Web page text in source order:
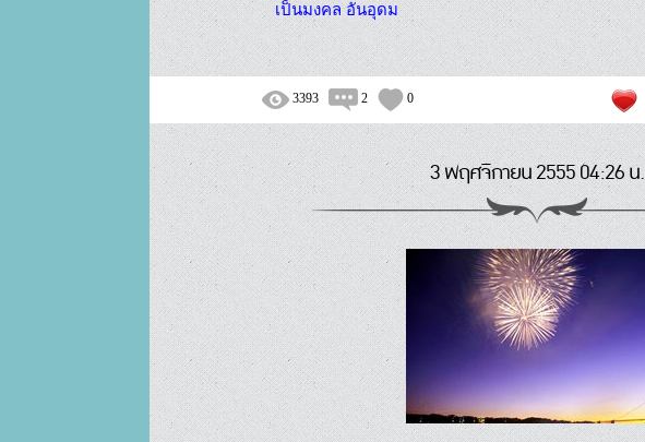
3393 2 0
3 พฤศจิกายน 2555 04:26 น.